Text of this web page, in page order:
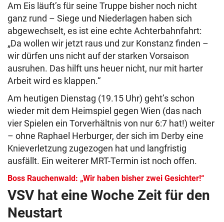
Am Eis läuft’s für seine Truppe bisher noch nicht
ganz rund – Siege und Niederlagen haben sich
abgewechselt, es ist eine echte Achterbahnfahrt:
„Da wollen wir jetzt raus und zur Konstanz finden –
wir dürfen uns nicht auf der starken Vorsaison
ausruhen. Das hilft uns heuer nicht, nur mit harter
Arbeit wird es klappen.“
Am heutigen Dienstag (19.15 Uhr) geht’s schon
wieder mit dem Heimspiel gegen Wien (das nach
vier Spielen ein Torverhältnis von nur 6:7 hat!) weiter
– ohne Raphael Herburger, der sich im Derby eine
Knieverletzung zugezogen hat und langfristig
ausfällt. Ein weiterer MRT-Termin ist noch offen.
Boss Rauchenwald: „Wir haben bisher zwei Gesichter!“
VSV hat eine Woche Zeit für den
Neustart